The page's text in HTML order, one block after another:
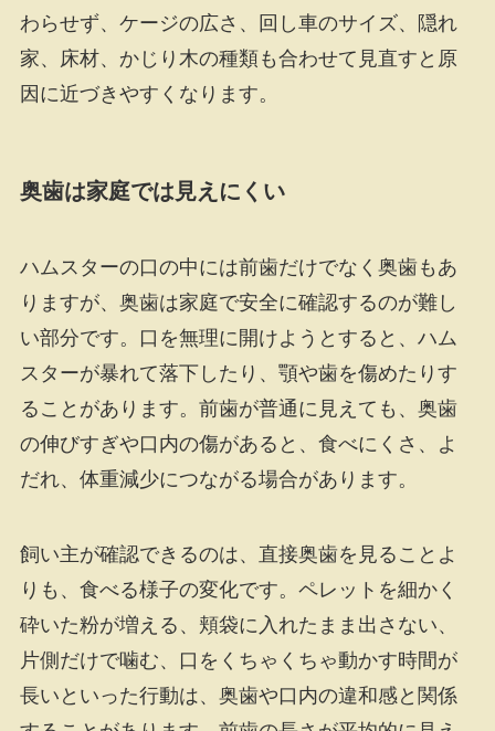
わらせず、ケージの広さ、回し車のサイズ、隠れ
家、床材、かじり木の種類も合わせて見直すと原
因に近づきやすくなります。
奥歯は家庭では見えにくい
ハムスターの口の中には前歯だけでなく奥歯もあ
りますが、奥歯は家庭で安全に確認するのが難し
い部分です。口を無理に開けようとすると、ハム
スターが暴れて落下したり、顎や歯を傷めたりす
ることがあります。前歯が普通に見えても、奥歯
の伸びすぎや口内の傷があると、食べにくさ、よ
だれ、体重減少につながる場合があります。
飼い主が確認できるのは、直接奥歯を見ることよ
りも、食べる様子の変化です。ペレットを細かく
砕いた粉が増える、頬袋に入れたまま出さない、
片側だけで噛む、口をくちゃくちゃ動かす時間が
長いといった行動は、奥歯や口内の違和感と関係